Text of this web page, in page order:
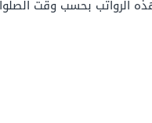
الرواتب بحسب وقت